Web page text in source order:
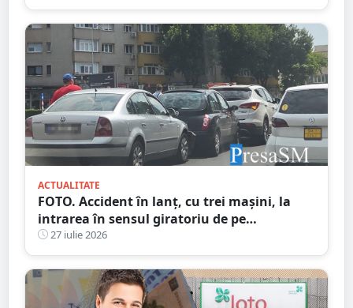
ACTUALITATE
FOTO. Accident în lanț, cu trei mașini, la
intrarea în sensul giratoriu de pe
bulevardul Lucian Blaga - Micro 17
27 iulie 2026